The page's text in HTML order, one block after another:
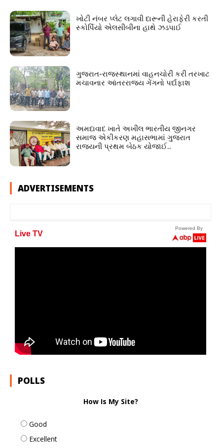
ખોટી નંબર પ્લેટ લગાવી દારૂની હેરાફેરી કરતી
સ્કોર્પિયો એલસીબીના હાથે ઝડપાઈ
ગુજરાત-રાજસ્થાનમાં વાહનચોરી કરી તરખાટ
મચાવનાર આંતરરાજ્ય ગેંગનો પર્દાફાશ
અમદાવાદ ખાતે અખીલ ભારતીય જીનગર
સમાજ એકીકરણ મહાસભામાં ગુજરાત
રાજ્યની પ્રથમ બેઠક યોજાઈ..
ADVERTISEMENTS
POLLS
How Is My Site?
Good
Excellent